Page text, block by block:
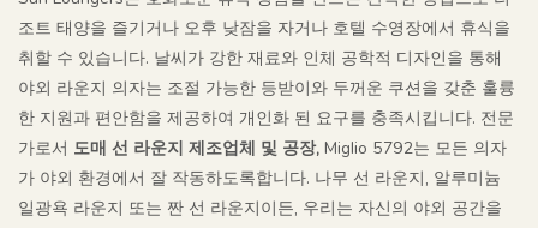
조트 태양을 즐기거나 오후 낮잠을 자거나 호텔 수영장에서 휴식을
취할 수 있습니다. 날씨가 강한 재료와 인체 공학적 디자인을 통해
야외 라운지 의자는 조절 가능한 등받이와 두꺼운 쿠션을 갖춘 훌륭
한 지원과 편안함을 제공하여 개인화 된 요구를 충족시킵니다. 전문
가로서 도매 선 라운지 제조업체 및 공장, Miglio 5792는 모든 의자
가 야외 환경에서 잘 작동하도록합니다. 나무 선 라운지, 알루미늄
일광욕 라운지 또는 짠 선 라운지이든, 우리는 자신의 야외 공간을